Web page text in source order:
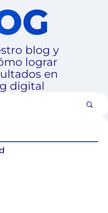
blog y
lograr
en
digital